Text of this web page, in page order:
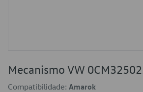
Mecanismo VW
Compatibilidade: Amarok